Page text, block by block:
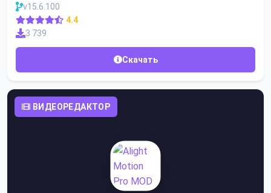
v15.6.100
4.4
3 739
Скачать
ВИДЕОРЕДАКТОР